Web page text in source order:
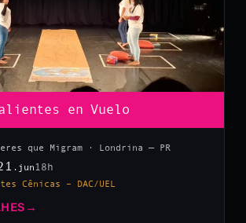
en Vuelo
que Migram · Londrina — PR
.jun 18h
Cênicas – DAC/UEL
→